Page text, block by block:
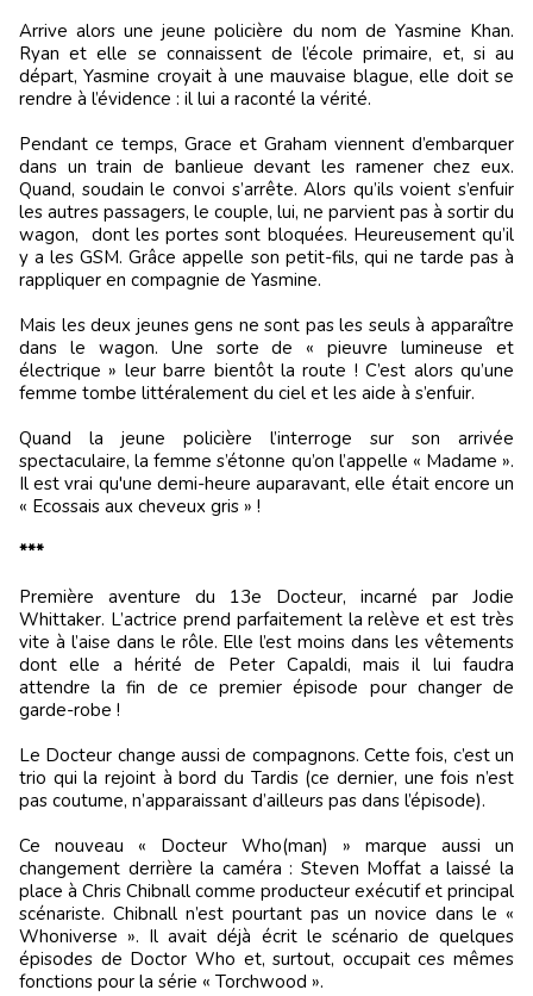
Arrive alors une jeune policière du nom de Yasmine Khan.
Ryan et elle se connaissent de l’école primaire, et, si au
départ, Yasmine croyait à une mauvaise blague, elle doit se
rendre à l’évidence : il lui a raconté la vérité.
Pendant ce temps, Grace et Graham viennent d’embarquer
dans un train de banlieue devant les ramener chez eux.
Quand, soudain le convoi s’arrête. Alors qu’ils voient s’enfuir
les autres passagers, le couple, lui, ne parvient pas à sortir du
wagon, dont les portes sont bloquées. Heureusement qu’il
y a les GSM. Grâce appelle son petit-fils, qui ne tarde pas à
rappliquer en compagnie de Yasmine.
Mais les deux jeunes gens ne sont pas les seuls à apparaître
dans le wagon. Une sorte de « pieuvre lumineuse et
électrique » leur barre bientôt la route ! C’est alors qu’une
femme tombe littéralement du ciel et les aide à s’enfuir.
Quand la jeune policière l’interroge sur son arrivée
spectaculaire, la femme s’étonne qu’on l’appelle « Madame ».
Il est vrai qu'une demi-heure auparavant, elle était encore un
« Ecossais aux cheveux gris » !
***
Première aventure du 13e Docteur, incarné par Jodie
Whittaker. L’actrice prend parfaitement la relève et est très
vite à l’aise dans le rôle. Elle l’est moins dans les vêtements
dont elle a hérité de Peter Capaldi, mais il lui faudra
attendre la fin de ce premier épisode pour changer de
garde-robe !
Le Docteur change aussi de compagnons. Cette fois, c’est un
trio qui la rejoint à bord du Tardis (ce dernier, une fois n’est
pas coutume, n’apparaissant d’ailleurs pas dans l’épisode).
Ce nouveau « Docteur Who(man) » marque aussi un
changement derrière la caméra : Steven Moffat a laissé la
place à Chris Chibnall comme producteur exécutif et principal
scénariste. Chibnall n’est pourtant pas un novice dans le «
Whoniverse ». Il avait déjà écrit le scénario de quelques
épisodes de Doctor Who et, surtout, occupait ces mêmes
fonctions pour la série « Torchwood ».